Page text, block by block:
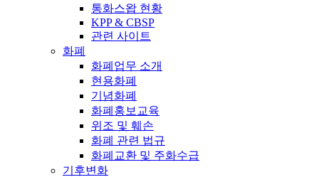
통화스왑 현황
KPP & CBSP
관련 사이트
화폐
화폐업무 소개
현용화폐
기념화폐
화폐홍보교육
위조 및 훼손
화폐 관련 법규
화폐교환 및 주화수급
기후변화